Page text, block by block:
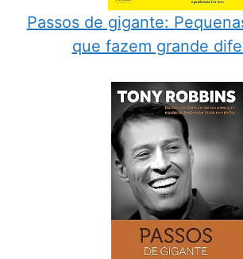
Passos de gigante:
que fazem grande